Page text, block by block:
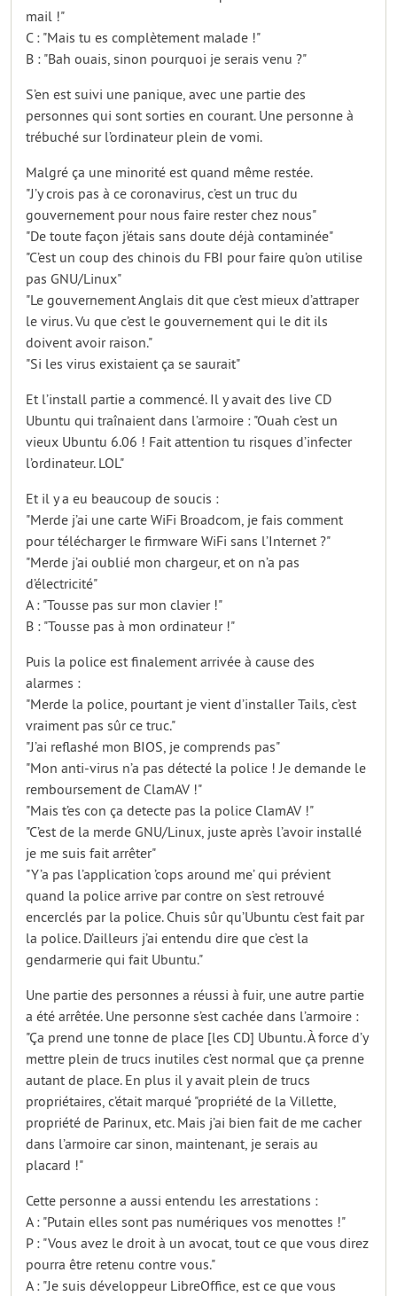
mail !"
C : "Mais tu es complètement malade !"
B : "Bah ouais, sinon pourquoi je serais venu ?"
S’en est suivi une panique, avec une partie des
personnes qui sont sorties en courant. Une personne à
trébuché sur l’ordinateur plein de vomi.
Malgré ça une minorité est quand même restée.
"J’y crois pas à ce coronavirus, c’est un truc du
gouvernement pour nous faire rester chez nous"
"De toute façon j’étais sans doute déjà contaminée"
"C’est un coup des chinois du FBI pour faire qu’on utilise
pas GNU/Linux"
"Le gouvernement Anglais dit que c’est mieux d’attraper
le virus. Vu que c’est le gouvernement qui le dit ils
doivent avoir raison."
"Si les virus existaient ça se saurait"
Et l’install partie a commencé. Il y avait des live CD
Ubuntu qui traînaient dans l’armoire : "Ouah c’est un
vieux Ubuntu 6.06 ! Fait attention tu risques d’infecter
l’ordinateur. LOL"
Et il y a eu beaucoup de soucis :
"Merde j’ai une carte WiFi Broadcom, je fais comment
pour télécharger le firmware WiFi sans l’Internet ?"
"Merde j’ai oublié mon chargeur, et on n’a pas
d’électricité"
A : "Tousse pas sur mon clavier !"
B : "Tousse pas à mon ordinateur !"
Puis la police est finalement arrivée à cause des
alarmes :
"Merde la police, pourtant je vient d’installer Tails, c’est
vraiment pas sûr ce truc."
"J’ai reflashé mon BIOS, je comprends pas"
"Mon anti-virus n’a pas détecté la police ! Je demande le
remboursement de ClamAV !"
"Mais t’es con ça detecte pas la police ClamAV !"
"C’est de la merde GNU/Linux, juste après l’avoir installé
je me suis fait arrêter"
"Y’a pas l’application ’cops around me’ qui prévient
quand la police arrive par contre on s’est retrouvé
encerclés par la police. Chuis sûr qu’Ubuntu c’est fait par
la police. D’ailleurs j’ai entendu dire que c’est la
gendarmerie qui fait Ubuntu."
Une partie des personnes a réussi à fuir, une autre partie
a été arrêtée. Une personne s’est cachée dans l’armoire :
"Ça prend une tonne de place [les CD] Ubuntu. À force d’y
mettre plein de trucs inutiles c’est normal que ça prenne
autant de place. En plus il y avait plein de trucs
propriétaires, c’était marqué "propriété de la Villette,
propriété de Parinux, etc. Mais j’ai bien fait de me cacher
dans l’armoire car sinon, maintenant, je serais au
placard !"
Cette personne a aussi entendu les arrestations :
A : "Putain elles sont pas numériques vos menottes !"
P : "Vous avez le droit à un avocat, tout ce que vous direz
pourra être retenu contre vous."
A : "Je suis développeur LibreOffice, est ce que vous